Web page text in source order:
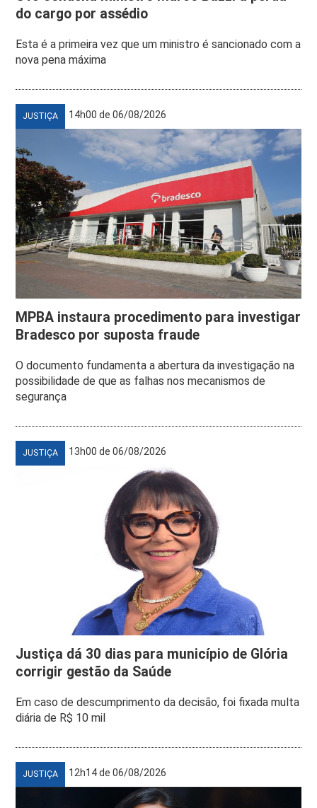
do cargo por assédio
Esta é a primeira vez que um ministro é sancionado com a
nova pena máxima
JUSTIÇA 14h00 de 06/08/2026
MPBA instaura procedimento para investigar
Bradesco por suposta fraude
O documento fundamenta a abertura da investigação na
possibilidade de que as falhas nos mecanismos de
segurança
JUSTIÇA 13h00 de 06/08/2026
Justiça dá 30 dias para município de Glória
corrigir gestão da Saúde
Em caso de descumprimento da decisão, foi fixada multa
diária de R$ 10 mil
JUSTIÇA 12h14 de 06/08/2026